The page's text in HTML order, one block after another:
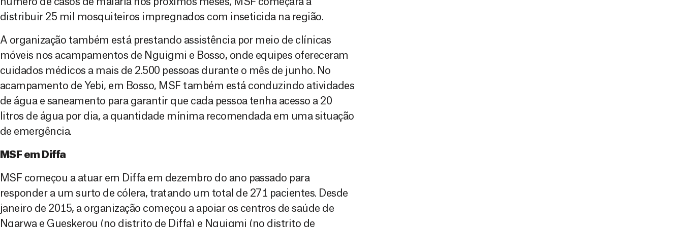
distribuir 25 mil mosquiteiros impregnados com inseticida na região.
A organização também está prestando assistência por meio de clínicas
móveis nos acampamentos de Nguigmi e Bosso, onde equipes ofereceram
cuidados médicos a mais de 2.500 pessoas durante o mês de junho. No
acampamento de Yebi, em Bosso, MSF também está conduzindo atividades
de água e saneamento para garantir que cada pessoa tenha acesso a 20
litros de água por dia, a quantidade mínima recomendada em uma situação
de emergência.
MSF em Diffa
MSF começou a atuar em Diffa em dezembro do ano passado para
responder a um surto de cólera, tratando um total de 271 pacientes. Desde
janeiro de 2015, a organização começou a apoiar os centros de saúde de
Ngarwa e Gueskerou (no distrito de Diffa) e Nguigmi (no distrito de